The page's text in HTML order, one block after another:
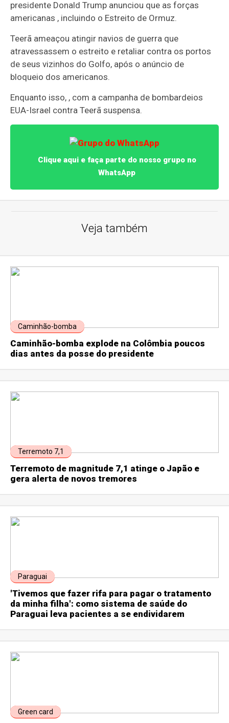
presidente Donald Trump anunciou que as forças
americanas , incluindo o Estreito de Ormuz.
Teerã ameaçou atingir navios de guerra que
atravessassem o estreito e retaliar contra os portos
de seus vizinhos do Golfo, após o anúncio de
bloqueio dos americanos.
Enquanto isso, , com a campanha de bombardeios
EUA-Israel contra Teerã suspensa.
Clique aqui e faça parte do nosso grupo no
WhatsApp
Veja também
Caminhão-bomba
Caminhão-bomba explode na Colômbia poucos
dias antes da posse do presidente
Terremoto 7,1
Terremoto de magnitude 7,1 atinge o Japão e
gera alerta de novos tremores
Paraguai
'Tivemos que fazer rifa para pagar o tratamento
da minha filha': como sistema de saúde do
Paraguai leva pacientes a se endividarem
Green card